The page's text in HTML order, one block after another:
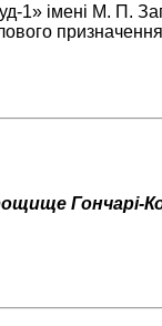
1» імені М. П.
Гончарі-